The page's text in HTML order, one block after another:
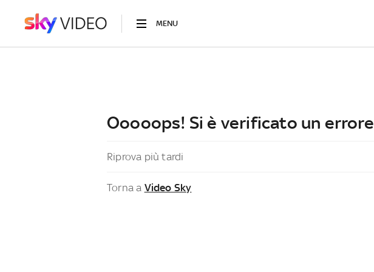
MENU
Ooooops! Si è verificato un errore
Riprova più tardi
Torna a Video Sky